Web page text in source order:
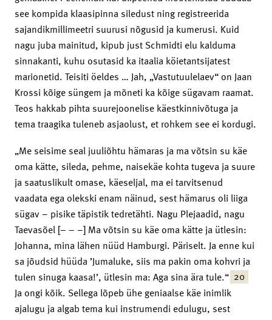
see kompida klaasipinna siledust ning registreerida
sajandikmillimeetri suurusi nõgusid ja kumerusi. Kuid
nagu juba mainitud, kipub just Schmidti elu kalduma
sinnakanti, kuhu osutasid ka itaalia köietantsijatest
marionetid. Teisiti öeldes … Jah, „Vastutuulelaev“ on Jaan
Krossi kõige süngem ja mõneti ka kõige sügavam raamat.
Teos hakkab pihta suurejoonelise käestkinnivõtuga ja
tema traagika tuleneb asjaolust, et rohkem see ei kordugi.
„Me seisime seal juuliõhtu hämaras ja ma võtsin su käe
oma kätte, sileda, pehme, naisekäe kohta tugeva ja suure
ja saatuslikult omase, käeseljal, ma ei tarvitsenud
vaadata ega olekski enam näinud, sest hämarus oli liiga
sügav – pisike täpistik tedretähti. Nagu Plejaadid, nagu
Taevasõel [– – –] Ma võtsin su käe oma kätte ja ütlesin:
Johanna, mina lähen nüüd Hamburgi. Päriselt. Ja enne kui
sa jõudsid hüüda ’Jumaluke, siis ma pakin oma kohvri ja
tulen sinuga kaasa!’, ütlesin ma: Aga sina ära tule.“ 20
Ja ongi kõik. Sellega lõpeb ühe geniaalse käe inimlik
ajalugu ja algab tema kui instrumendi edulugu, sest